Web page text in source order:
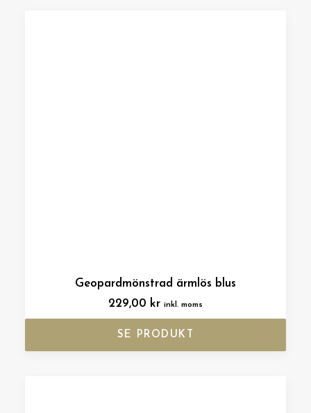
Geopardmönstrad ärmlös blus
229,00 kr inkl. moms
SE PRODUKT